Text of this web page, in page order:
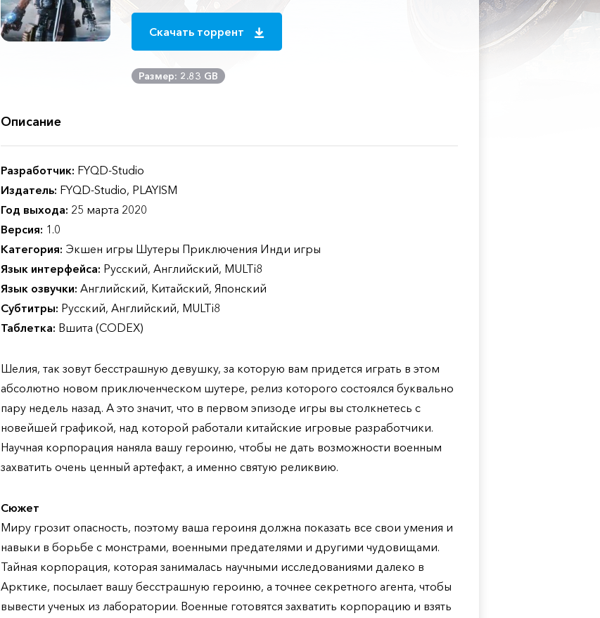
Скачать торрент
Размер: 2.83 GB
Описание
Разработчик: FYQD-Studio
Издатель: FYQD-Studio, PLAYISM
Год выхода: 25 марта 2020
Версия: 1.0
Категория: Экшен игры Шутеры Приключения Инди игры
Язык интерфейса: Русский, Английский, MULTi8
Язык озвучки: Английский, Китайский, Японский
Субтитры: Русский, Английский, MULTi8
Таблетка: Вшита (CODEX)
Шелия, так зовут бесстрашную девушку, за которую вам придется играть в этом
абсолютно новом приключенческом шутере, релиз которого состоялся буквально
пару недель назад. А это значит, что в первом эпизоде игры вы столкнетесь с
новейшей графикой, над которой работали китайские игровые разработчики.
Научная корпорация наняла вашу героиню, чтобы не дать возможности военным
захватить очень ценный артефакт, а именно святую реликвию.
Сюжет
Миру грозит опасность, поэтому ваша героиня должна показать все свои умения и
навыки в борьбе с монстрами, военными предателями и другими чудовищами.
Тайная корпорация, которая занималась научными исследованиями далеко в
Арктике, посылает вашу бесстрашную героиню, а точнее секретного агента, чтобы
вывести ученых из лаборатории. Военные готовятся захватить корпорацию и взять